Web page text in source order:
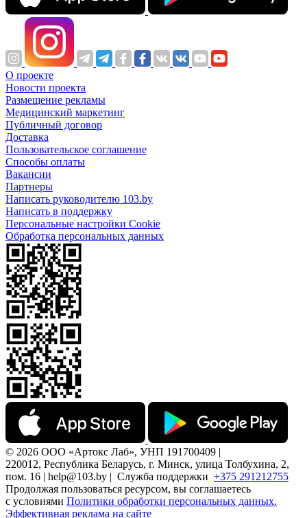
О проекте
Новости проекта
Размещение рекламы
Медицинский маркетинг
Публичный договор
Доставка
Пользовательское соглашение
Способы оплаты
Вакансии
Партнеры
Написать руководителю 103.by
Написать в поддержку
Персональные настройки Cookie
Обработка персональных данных
© 2026 ООО «Артокс Лаб», УНП 191700409 |
220012, Республика Беларусь, г. Минск, улица Толбухина, 2,
пом. 16 | help@103.by | Служба поддержки +375 291212755
Продолжая пользоваться ресурсом, вы соглашаетесь
с условиями Политики обработки персональных данных.
Эффективная реклама на сайте